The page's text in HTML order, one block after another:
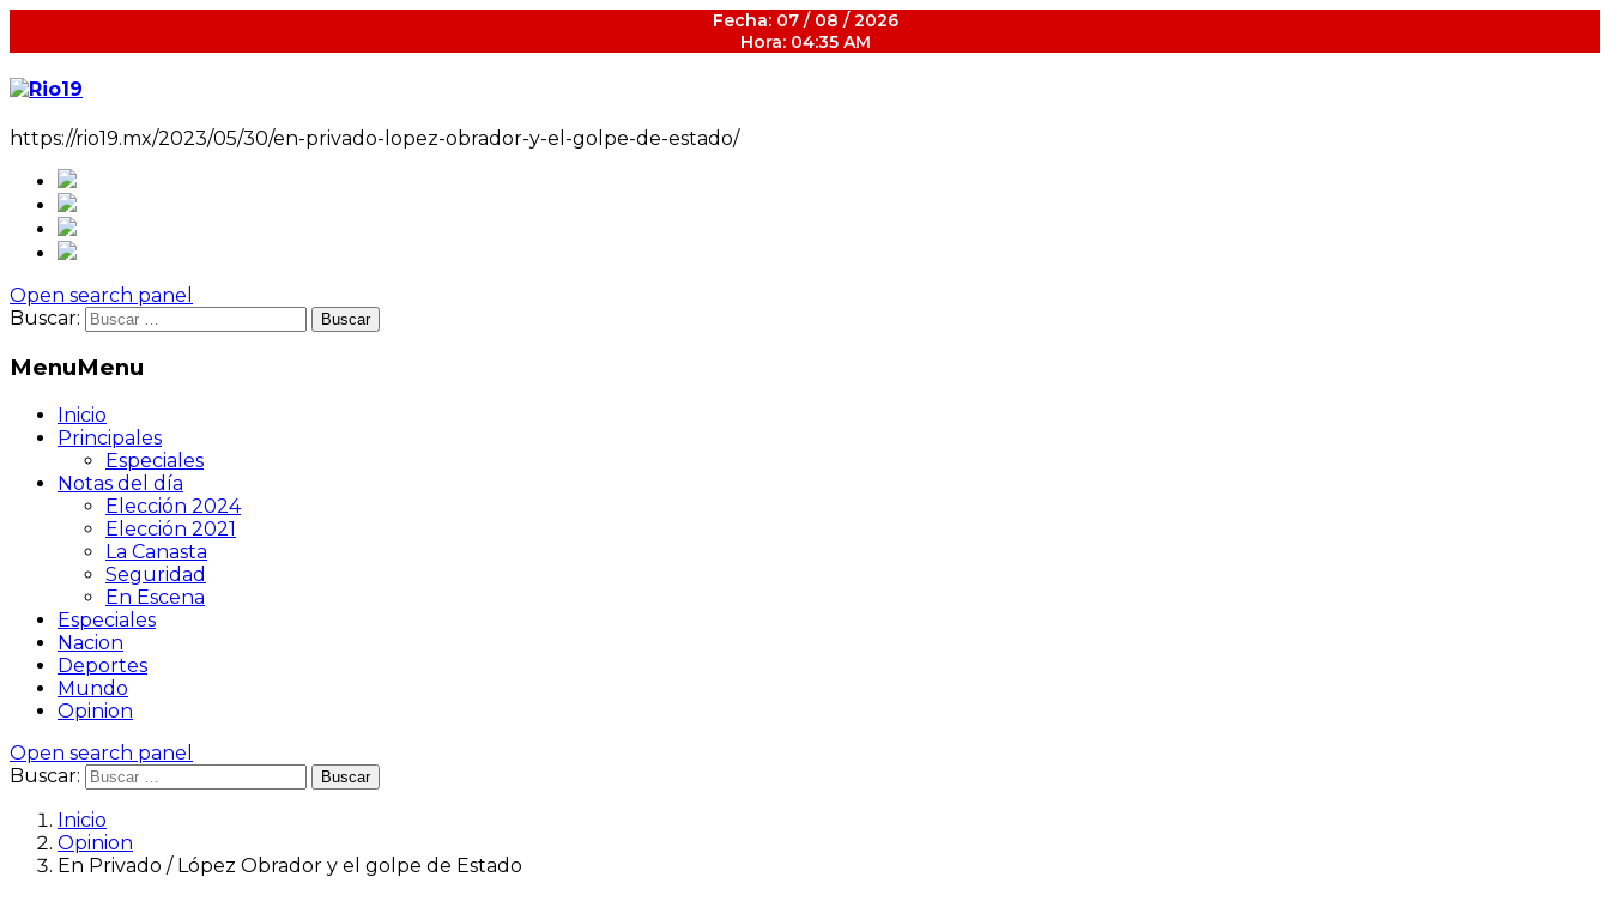
Fecha: 07 / 08 / 2026
Hora: 04:35 AM
https://rio19.mx/2023/05/30/en-privado-lopez-obrador-y-el-golpe-de-estado/
Open search panel
Buscar:
MenuMenu
Inicio
Principales
Especiales
Notas del día
Elección 2024
Elección 2021
La Canasta
Seguridad
En Escena
Especiales
Nacion
Deportes
Mundo
Opinion
Open search panel
Buscar:
Inicio
Opinion
En Privado / López Obrador y el golpe de Estado